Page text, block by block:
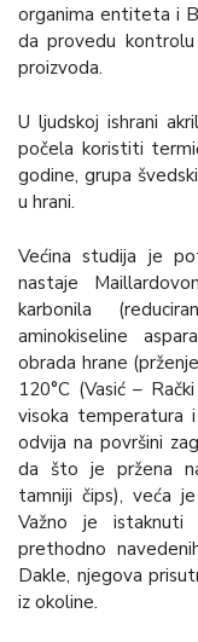
organima entiteta i
da provedu
proizvoda.
U ljudskoj ishrani
počela koristiti
godine, grupa
u hrani.
Većina studija je
nastaje
karbonila
aminokiseline
obrada hrane
120°C (Vasić –
visoka temperatura
odvija na površini
da što je pržena
tamniji čips), veća
Važno je istaknuti
prethodno
Dakle, njegova
iz okoline.